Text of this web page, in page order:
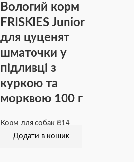
Вологий корм
FRISKIES Junior
для цуценят
шматочки у
підливці з
куркою та
морквою 100 г
Корм для собак₴14
Додати в кошик